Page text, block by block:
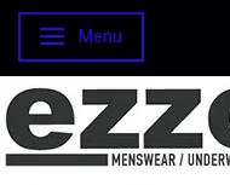
Skifte navigation
Menu